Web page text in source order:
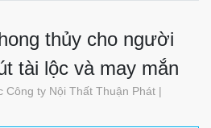
thủy cho người
tài lộc và may mắn
Công ty Nội Thất Thuận Phát |